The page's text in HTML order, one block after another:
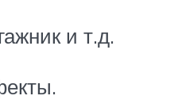
и т.д.